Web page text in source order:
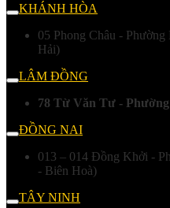
KHÁNH HÒA
05 Phong Châu -
Hải)
LÂM ĐỒNG
78 Từ Văn Tư -
ĐỒNG NAI
013 – 014 Đồng Khởi -
- Biên Hoà)
TÂY NINH